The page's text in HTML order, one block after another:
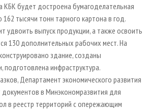
будет достроена бумагоделательная
тысячи тонн тарного картона в год.
удвоить выпуск продукции, а также освоить
130 дополнительных рабочих мест. На
здание, созданы
подготовлена инфраструктура.
Департамент экономического развития
документов в Минэкономразвития для
в реестр территорий с опережающим